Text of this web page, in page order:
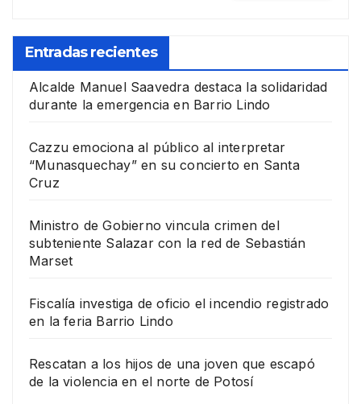
Entradas recientes
Alcalde Manuel Saavedra destaca la solidaridad
durante la emergencia en Barrio Lindo
Cazzu emociona al público al interpretar
“Munasquechay” en su concierto en Santa
Cruz
Ministro de Gobierno vincula crimen del
subteniente Salazar con la red de Sebastián
Marset
Fiscalía investiga de oficio el incendio registrado
en la feria Barrio Lindo
Rescatan a los hijos de una joven que escapó
de la violencia en el norte de Potosí